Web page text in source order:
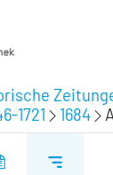
1721
1684